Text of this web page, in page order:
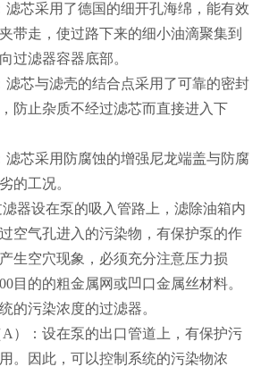
滤芯采用了德国的细开孔海绵，能有效
带走，使过路下来的细小油滴聚集到
过滤器容器底部。
滤芯与滤壳的结合点采用了可靠的密封
防止杂质不经过滤芯而直接进入下
滤芯采用防腐蚀的增强尼龙端盖与防腐
的工况。
器设在泵的吸入管路上，滤除油箱内
空气孔进入的污染物，有保护泵的作
生空穴现象，必须充分注意压力损
目的的粗金属网或凹口金属丝材料。
的污染浓度的过滤器。
）：设在泵的出口管道上，有保护污
。因此，可以控制系统的污染物浓